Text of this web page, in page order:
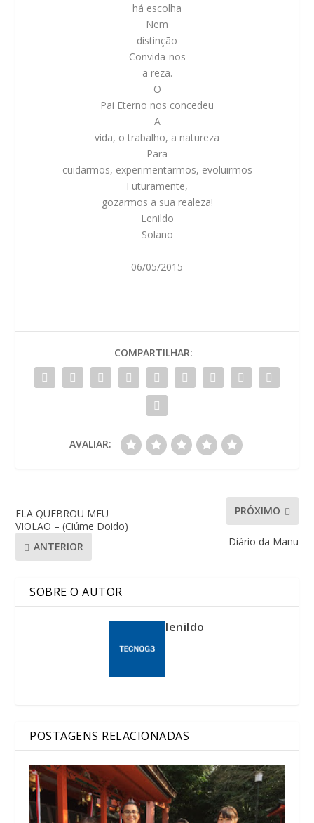
há escolha
Nem
distinção
Convida-nos
a reza.
O
Pai Eterno nos concedeu
A
vida, o trabalho, a natureza
Para
cuidarmos, experimentarmos, evoluirmos
Futuramente,
gozarmos a sua realeza!
Lenildo
Solano
06/05/2015
COMPARTILHAR:
AVALIAR:
ELA QUEBROU MEU
VIOLÃO – (Ciúme Doido)
ANTERIOR
PRÓXIMO
Diário da Manu
SOBRE O AUTOR
lenildo
POSTAGENS RELACIONADAS